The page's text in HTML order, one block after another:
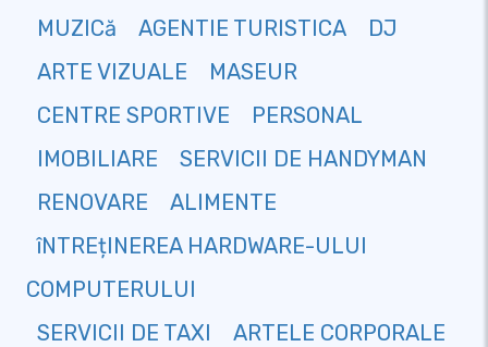
MUZICă
AGENTIE TURISTICA
DJ
ARTE VIZUALE
MASEUR
CENTRE SPORTIVE
PERSONAL
IMOBILIARE
SERVICII DE HANDYMAN
RENOVARE
ALIMENTE
îNTREțINEREA HARDWARE-ULUI
COMPUTERULUI
SERVICII DE TAXI
ARTELE CORPORALE